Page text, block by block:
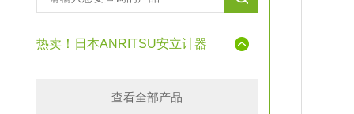
热卖！日本ANRITSU安立计器
查看全部产品